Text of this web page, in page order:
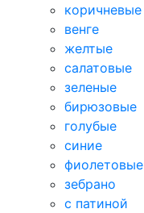
коричневые
венге
желтые
салатовые
зеленые
бирюзовые
голубые
синие
фиолетовые
зебрано
с патиной